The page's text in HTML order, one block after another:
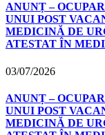
ANUNȚ –
UNUI POST
MEDICINĂ DE
ATESTAT ÎN
03/07/2026
ANUNȚ –
UNUI POST
MEDICINĂ DE